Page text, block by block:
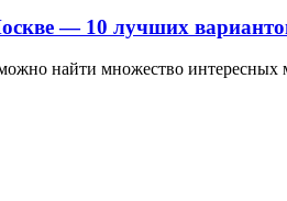
— 10 лучших
найти множество интересных